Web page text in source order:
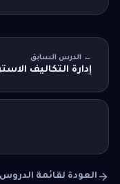
← الدرس السابق
إدارة التكاليف
العودة لقائمة الدروس